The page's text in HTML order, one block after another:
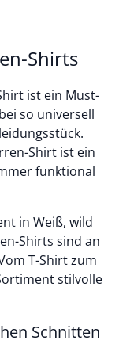
Shirts
ist ein Must-
so universell
Shirt ist ein
funktional
in Weiß, wild
Shirts sind an
T-Shirt zum
stilvolle
Schnitten